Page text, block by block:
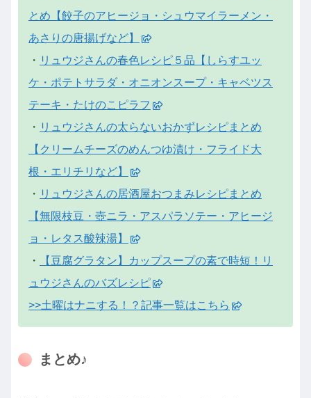
とめ【餃子のアヒージョ・シュウマイラーメン・
あさりの唐揚げなど】
・ リュウジさんの春色レシピ５品【しらすユッ
ケ・ポテトサラダ・オニオンスープ・キャベツス
テーキ・たけのこピラフ
・ リュウジさんの太らないおかずレシピまとめ
【クリームチーズのめんつゆ漬け・フライド大
根・エリチリなど】
・ リュウジさんの居酒屋おつまみレシピまとめ
【無限枝豆・壺ニラ・アスパラソテー・アヒージ
ョ・レタス酸辣湯】
・
【豆腐グラタン】カップスープの素で時短！リ
ュウジさんのバズレシピ
>>土曜はナニする！？記事一覧はこちら
まとめ♪